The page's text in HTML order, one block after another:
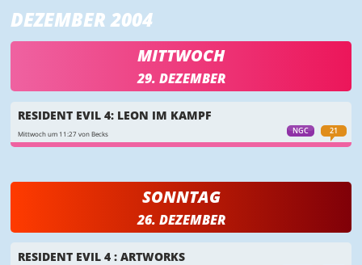
DEZEMBER 2004
MITTWOCH
29. DEZEMBER
NGC 21
RESIDENT EVIL 4: LEON IM KAMPF
Mittwoch um 11:27 von Becks
SONNTAG
26. DEZEMBER
RESIDENT EVIL 4 : ARTWORKS